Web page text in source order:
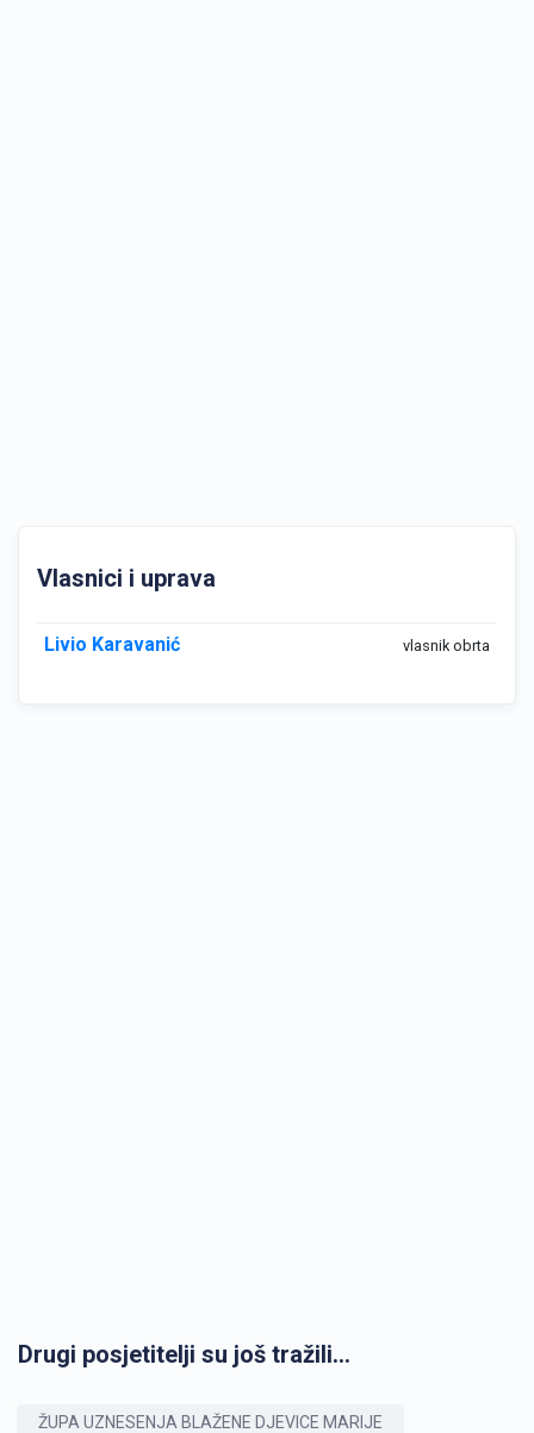
Vlasnici i uprava
Livio Karavanić vlasnik obrta
Drugi posjetitelji su još tražili...
ŽUPA UZNESENJA BLAŽENE DJEVICE MARIJE